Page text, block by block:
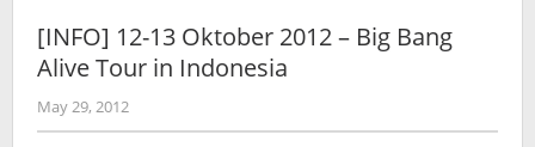
[INFO] 12-13 Oktober 2012 – Big Bang
Alive Tour in Indonesia
May 29, 2012by
Koreanindo